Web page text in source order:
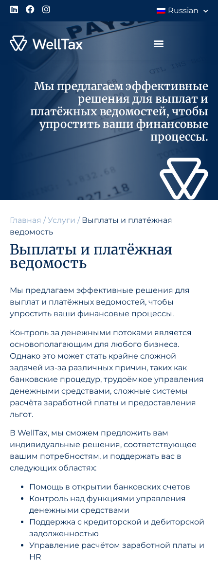
Russian
Мы предлагаем эффективные
решения для выплат и
платёжных ведомостей, чтобы
упростить ваши финансовые
процессы.
Главная /Услуги / Выплаты и платёжная
ведомость
Выплаты и платёжная
ведомость
Мы предлагаем эффективные решения для
выплат и платёжных ведомостей, чтобы
упростить ваши финансовые процессы.
Контроль за денежными потоками является
основополагающим для любого бизнеса.
Однако это может стать крайне сложной
задачей из-за различных причин, таких как
банковские процедур, трудоёмкое управления
денежными средствами, сложные системы
расчёта заработной платы и предоставления
льгот.
В WellTax, мы сможем предложить вам
индивидуальные решения, соответствующее
вашим потребностям, и поддержать вас в
следующих областях:
Помощь в открытии банковских счетов
Контроль над функциями управления
денежными средствами
Поддержка с кредиторской и дебиторской
задолженностью
Управление расчётом заработной платы и
HR